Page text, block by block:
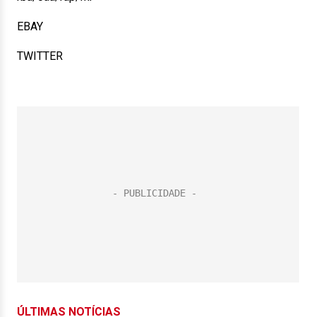
EBAY
TWITTER